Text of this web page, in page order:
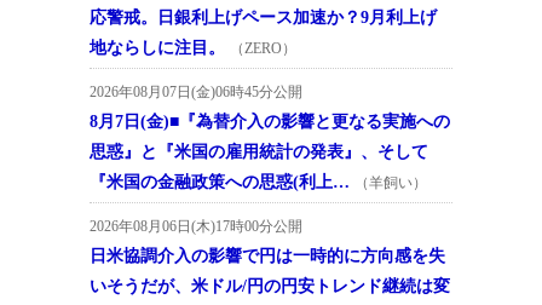
応警戒。日銀利上げペース加速か？9月利上げ
地ならしに注目。
（ZERO）
2026年08月07日(金)06時45分公開
8月7日(金)■『為替介入の影響と更なる実施への
思惑』と『米国の雇用統計の発表』、そして
『米国の金融政策への思惑(利上…
（羊飼い）
2026年08月06日(木)17時00分公開
日米協調介入の影響で円は一時的に方向感を失
いそうだが、米ドル/円の円安トレンド継続は変